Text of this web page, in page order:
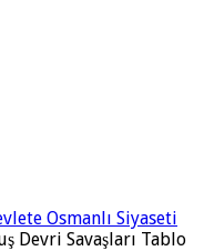
Osmanlı Siyaseti
Devri Savaşları Tablo